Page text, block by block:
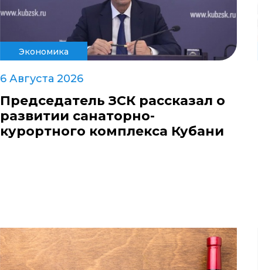
Экономика
6 Августа 2026
Председатель ЗСК рассказал о
развитии санаторно-
курортного комплекса Кубани